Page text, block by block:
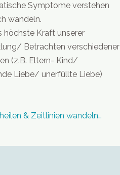
Symptome verstehen
wandeln.
höchste Kraft unserer
Betrachten verschiedener
(z.B. Eltern- Kind/
Liebe/ unerfüllte Liebe)
& Zeitlinien wandeln